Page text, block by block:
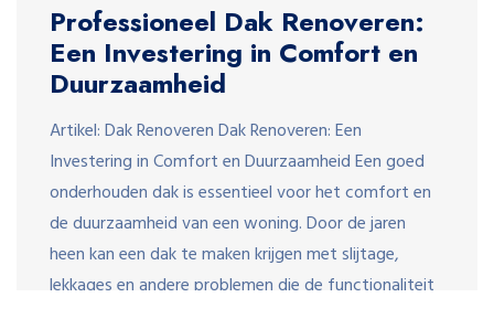
Professioneel Dak Renoveren:
Een Investering in Comfort en
Duurzaamheid
Artikel: Dak Renoveren Dak Renoveren: Een
Investering in Comfort en Duurzaamheid Een goed
onderhouden dak is essentieel voor het comfort en
de duurzaamheid van een woning. Door de jaren
heen kan een dak te maken krijgen met slijtage,
lekkages en andere problemen die de functionaliteit